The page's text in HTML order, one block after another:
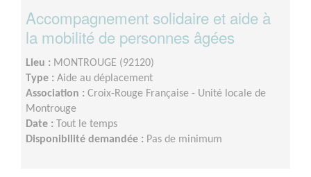
Accompagnement solidaire et aide à
la mobilité de personnes âgées
Lieu : MONTROUGE (92120)
Type : Aide au déplacement
Association : Croix-Rouge Française - Unité locale de
Montrouge
Date : Tout le temps
Disponibilité demandée : Pas de minimum